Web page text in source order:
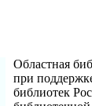
Областная
при
библиотек